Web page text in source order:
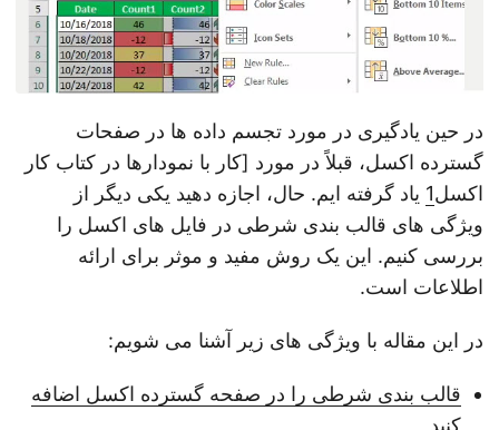
در حین یادگیری در مورد تجسم داده ها در صفحات
گسترده اکسل، قبلاً در مورد [کار با نمودارها در کتاب کار
اکسل1یاد گرفته ایم. حال، اجازه دهید یکی دیگر از
ویژگی های قالب بندی شرطی در فایل های اکسل را
بررسی کنیم. این یک روش مفید و موثر برای ارائه
اطلاعات است.
در این مقاله با ویژگی های زیر آشنا می شویم:
قالب بندی شرطی را در صفحه گسترده اکسل اضافه